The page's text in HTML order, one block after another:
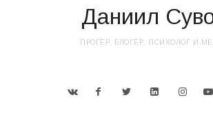
Даниил
ПРОГЕР, БЛОГЕР, ПСИХОЛОГ И